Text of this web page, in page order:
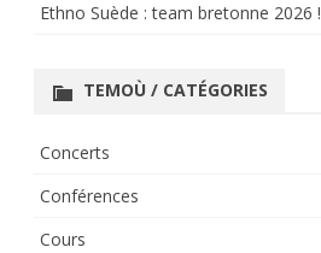
Ethno Suède : team bretonne 2026 !
TEMOÙ / CATÉGORIES
Concerts
Conférences
Cours